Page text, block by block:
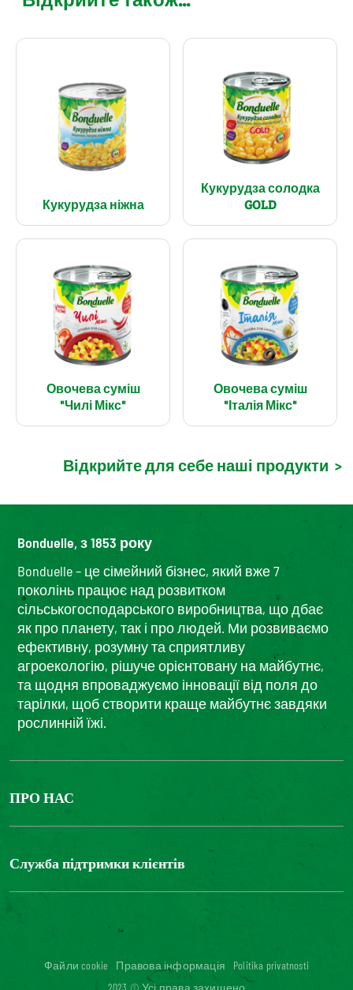
Кукурудза ніжна
Кукурудза солодка
GOLD
Овочева суміш
"Чилі Мікс"
Овочева суміш
"Італія Мікс"
Відкрийте для себе наші продукти >
Bonduelle, з 1853 року
Bonduelle – це сімейний бізнес, який вже 7
поколінь працює над розвитком
сільськогосподарського виробництва, що дбає
як про планету, так і про людей. Ми розвиваємо
ефективну, розумну та сприятливу
агроекологію, рішуче орієнтовану на майбутнє,
та щодня впроваджуємо інновації від поля до
тарілки, щоб створити краще майбутнє завдяки
рослинній їжі.
ПРО НАС
The Bonduelle group
Служба підтримки клієнтів
Зв'яжіться з нами
Цифрова доступність: невідповідність
Файли cookie Правова інформація
Politika privatnosti
2023 © Усі права захищено